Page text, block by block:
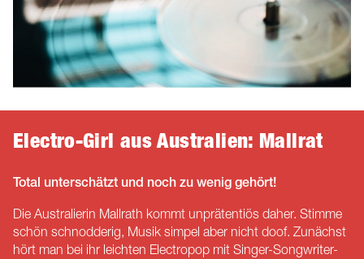
Electro-Girl aus Australien: Mallrat
Total unterschätzt und noch zu wenig gehört!
Die Australierin Mallrath kommt unprätentiös daher. Stimme
schön schnodderig, Musik simpel aber nicht doof. Zunächst
hört man bei ihr leichten Electropop mit Singer-Songwriter-